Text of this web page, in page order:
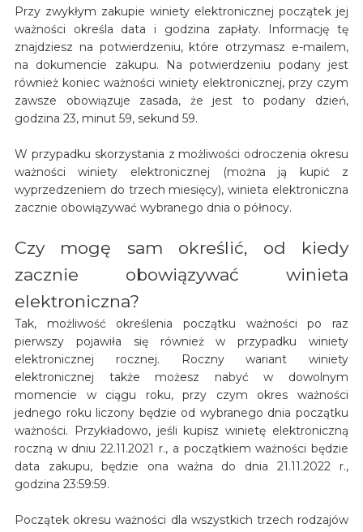
Przy zwykłym zakupie winiety elektronicznej początek jej
ważności określa data i godzina zapłaty. Informację tę
znajdziesz na potwierdzeniu, które otrzymasz e-mailem,
na dokumencie zakupu. Na potwierdzeniu podany jest
również koniec ważności winiety elektronicznej, przy czym
zawsze obowiązuje zasada, że jest to podany dzień,
godzina 23, minut 59, sekund 59.
W przypadku skorzystania z możliwości odroczenia okresu
ważności winiety elektronicznej (można ją kupić z
wyprzedzeniem do trzech miesięcy), winieta elektroniczna
zacznie obowiązywać wybranego dnia o północy.
Czy mogę sam określić, od kiedy
zacznie obowiązywać winieta
elektroniczna?
Tak, możliwość określenia początku ważności po raz
pierwszy pojawiła się również w przypadku winiety
elektronicznej rocznej. Roczny wariant winiety
elektronicznej także możesz nabyć w dowolnym
momencie w ciągu roku, przy czym okres ważności
jednego roku liczony będzie od wybranego dnia początku
ważności. Przykładowo, jeśli kupisz winietę elektroniczną
roczną w dniu 22.11.2021 r., a początkiem ważności będzie
data zakupu, będzie ona ważna do dnia 21.11.2022 r.,
godzina 23:59:59.
Początek okresu ważności dla wszystkich trzech rodzajów